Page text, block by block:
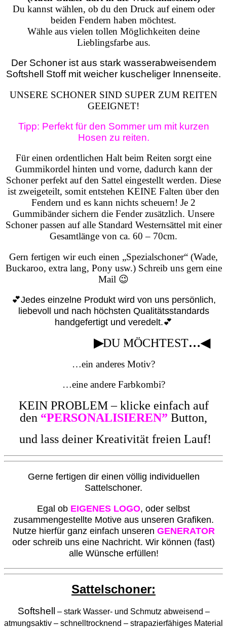
Du kannst wählen, ob du den Druck auf einem oder
beiden Fendern haben möchtest.
Wähle aus vielen tollen Möglichkeiten deine
Lieblingsfarbe aus.
Der Schoner ist aus stark wasserabweisendem
Softshell Stoff mit weicher kuscheliger Innenseite.
UNSERE SCHONER SIND SUPER ZUM REITEN
GEEIGNET!
Tipp: Perfekt für den Sommer um mit kurzen
Hosen zu reiten.
Für einen ordentlichen Halt beim Reiten sorgt eine
Gummikordel hinten und vorne, dadurch kann der
Schoner perfekt auf den Sattel eingestellt werden. Diese
ist zweigeteilt, somit entstehen KEINE Falten über den
Fendern und es kann nichts scheuern! Je 2
Gummibänder sichern die Fender zusätzlich. Unsere
Schoner passen auf alle Standard Westernsättel mit einer
Gesamtlänge von ca. 60 – 70cm.
Gern fertigen wir euch einen „Spezialschoner“ (Wade,
Buckaroo, extra lang, Pony usw.) Schreib uns gern eine
Mail 😉
💕Jedes einzelne Produkt wird von uns persönlich,
liebevoll und nach höchsten Qualitätsstandards
handgefertigt und veredelt.💕
▶DU MÖCHTEST…◀
…ein anderes Motiv?
…eine andere Farbkombi?
KEIN PROBLEM – klicke einfach auf
den “PERSONALISIEREN” Button,
und lass deiner Kreativität freien Lauf!
Gerne fertigen dir einen völlig individuellen
Sattelschoner.
Egal ob EIGENES LOGO, oder selbst
zusammengestellte Motive aus unseren Grafiken.
Nutze hierfür ganz einfach unseren GENERATOR
oder schreib uns eine Nachricht. Wir können (fast)
alle Wünsche erfüllen!
Sattelschoner:
Softshell
– stark Wasser- und Schmutz abweisend –
atmungsaktiv – schnelltrocknend – strapazierfähiges Material